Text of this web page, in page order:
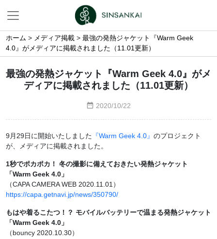
ホーム > メディア掲載 > 最強の発熱ジャケット『Warm Geek
4.0』がメディアに掲載されました（11.01更新）
最強の発熱ジャケット『Warm Geek 4.0』がメ
ディアに掲載されました（11.01更新）
2020/10/22
9月29日に開始いたしました 『Warm Geek 4.0』 のプロジェクト
が、メディアに掲載されました。
1秒でポカポカ！ 冬の撮影に備えておきたい発熱ジャケット
「Warm Geek 4.0」
（CAPA CAMERA WEB 2020.11.01）
https://capa.getnavi.jp/news/350790/
もはや着るこたつ！？ モバイルバッテリーで温まる発熱ジャケット
「Warm Geek 4.0」
（bouncy 2020.10.30）